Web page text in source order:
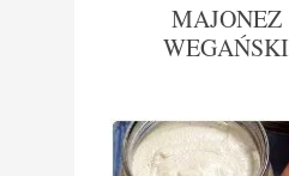
MAJONEZ
WEGAŃSKI